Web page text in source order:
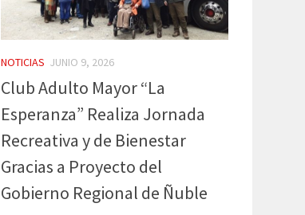
NOTICIAS JUNIO 9, 2026
Club Adulto Mayor “La
Esperanza” Realiza Jornada
Recreativa y de Bienestar
Gracias a Proyecto del
Gobierno Regional de Ñuble